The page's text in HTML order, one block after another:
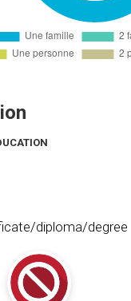
diploma/degree